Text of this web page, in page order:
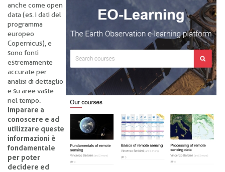
anche come open
data (es. i dati del
programma
europeo
Copernicus), e
sono fonti
estremamente
accurate per
analisi di dettaglio
e su aree vaste
nel tempo.
Imparare a
conoscere e ad
utilizzare queste
informazioni è
fondamentale
per poter
decidere ed